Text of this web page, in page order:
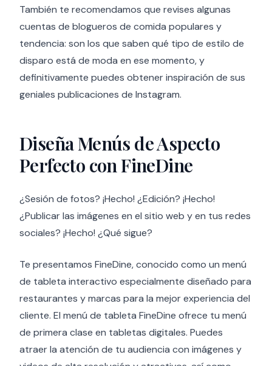
También te recomendamos que revises algunas
cuentas de blogueros de comida populares y
tendencia: son los que saben qué tipo de estilo de
disparo está de moda en ese momento, y
definitivamente puedes obtener inspiración de sus
geniales publicaciones de Instagram.
Diseña Menús de Aspecto
Perfecto con FineDine
¿Sesión de fotos? ¡Hecho! ¿Edición? ¡Hecho!
¿Publicar las imágenes en el sitio web y en tus redes
sociales? ¡Hecho! ¿Qué sigue?
Te presentamos FineDine, conocido como un menú
de tableta interactivo especialmente diseñado para
restaurantes y marcas para la mejor experiencia del
cliente. El menú de tableta FineDine ofrece tu menú
de primera clase en tabletas digitales. Puedes
atraer la atención de tu audiencia con imágenes y